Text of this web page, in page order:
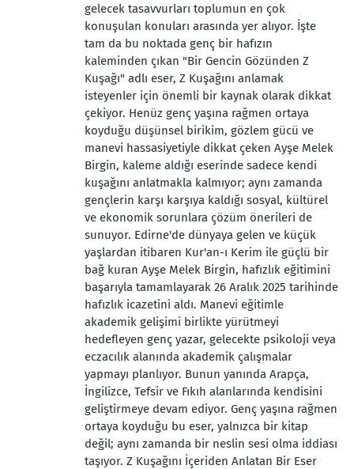
gelecek tasavvurları toplumun en çok
konuşulan konuları arasında yer alıyor. İşte
tam da bu noktada genç bir hafızın
kaleminden çıkan "Bir Gencin Gözünden Z
Kuşağı" adlı eser, Z Kuşağını anlamak
isteyenler için önemli bir kaynak olarak dikkat
çekiyor. Henüz genç yaşına rağmen ortaya
koyduğu düşünsel birikim, gözlem gücü ve
manevi hassasiyetiyle dikkat çeken Ayşe Melek
Birgin, kaleme aldığı eserinde sadece kendi
kuşağını anlatmakla kalmıyor; aynı zamanda
gençlerin karşı karşıya kaldığı sosyal, kültürel
ve ekonomik sorunlara çözüm önerileri de
sunuyor. Edirne'de dünyaya gelen ve küçük
yaşlardan itibaren Kur'an-ı Kerim ile güçlü bir
bağ kuran Ayşe Melek Birgin, hafızlık eğitimini
başarıyla tamamlayarak 26 Aralık 2025 tarihinde
hafızlık icazetini aldı. Manevi eğitimle
akademik gelişimi birlikte yürütmeyi
hedefleyen genç yazar, gelecekte psikoloji veya
eczacılık alanında akademik çalışmalar
yapmayı planlıyor. Bunun yanında Arapça,
İngilizce, Tefsir ve Fıkıh alanlarında kendisini
geliştirmeye devam ediyor. Genç yaşına rağmen
ortaya koyduğu bu eser, yalnızca bir kitap
değil; aynı zamanda bir neslin sesi olma iddiası
taşıyor. Z Kuşağını İçeriden Anlatan Bir Eser